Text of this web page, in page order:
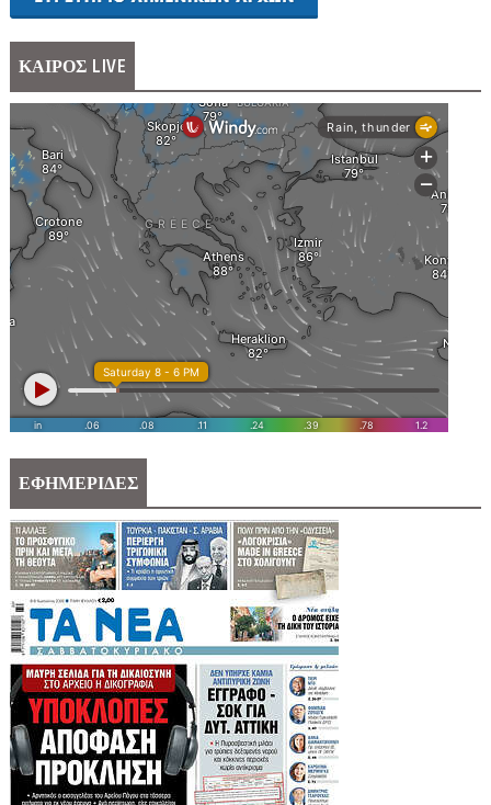
ΚΑΙΡΟΣ LIVE
ΕΦΗΜΕΡΙΔΕΣ